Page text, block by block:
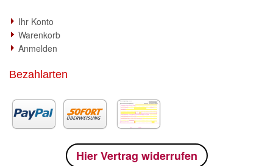
Ihr Konto
Warenkorb
Anmelden
Bezahlarten
Hier Vertrag widerrufen